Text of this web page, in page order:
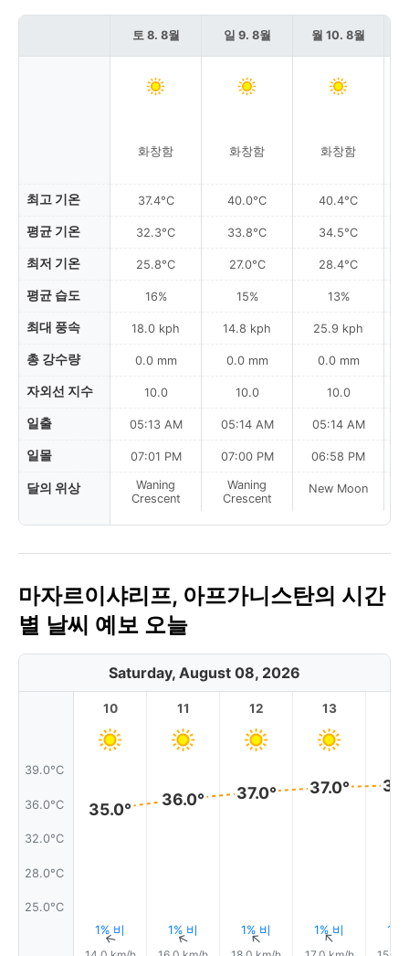
최고 기온
평균 기온
최저 기온
평균 습도
최대 풍속
총 강수량
자외선 지수
일출
일몰
달의 위상
토 8. 8월
화창함
37.4°C
32.3°C
25.8°C
16%
18.0 kph
0.0 mm
10.0
05:13 AM
07:01 PM
Waning
Crescent
일 9. 8월
화창함
40.0°C
33.8°C
27.0°C
15%
14.8 kph
0.0 mm
10.0
05:14 AM
07:00 PM
Waning
Crescent
월 10. 8월
화창함
40.4°C
34.5°C
28.4°C
13%
25.9 kph
0.0 mm
10.0
05:14 AM
06:58 PM
New Moon
마자르이샤리프, 아프가니스탄의 시간
별 날씨 예보 오늘
Saturday, August 08, 2026
39.0°C
36.0°C
32.0°C
28.0°C
25.0°C
10
35.0°
1% 비
↑
11
36.0°
1% 비
↑
12
37.0°
1% 비
↑
13
37.0°
1% 비
↑ 1%